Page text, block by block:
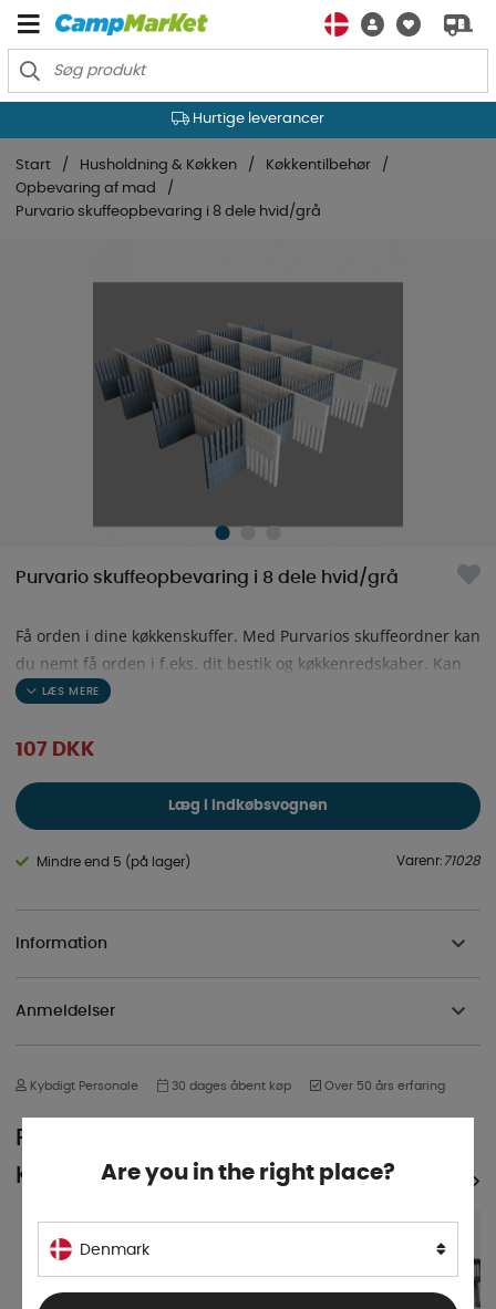
Hurtige leverancer
Start Husholdning & Køkken
Køkkentilbehør
Opbevaring af mad
Purvario skuffeopbevaring i 8 dele hvid/grå
Purvario skuffeopbevaring i 8 dele hvid/grå
Få orden i dine køkkenskuffer. Med Purvarios skuffeordner kan
du nemt få orden i f.eks. dit bestik og køkkenredskaber. Kan
udvides med et eller flere sæt.
107 DKK
Læg i indkøbsvognen
Mindre end 5 (på lager) Varenr: 71028
Information
Anmeldelser
Kybdigt Personale 30 dages åbent køp Over 50 års erfaring
POPULÆR I SAMME
KATEGORI
SE ALLE PRODUKTER
5%
Are you in the right place?
Denmark